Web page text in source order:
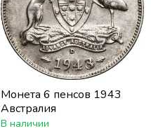
Монета 6 пенсов 1943
Австралия
В наличии